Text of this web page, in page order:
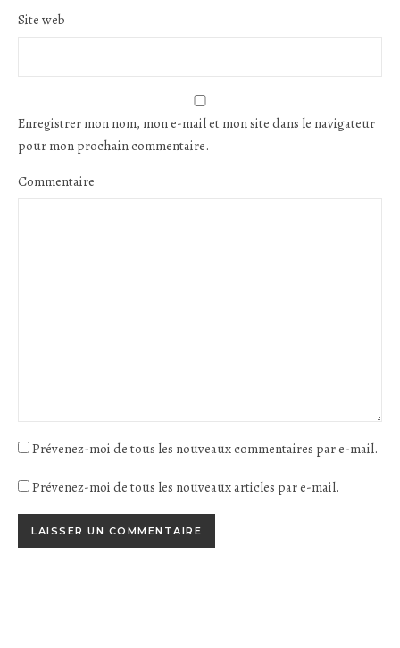
Site web
Enregistrer mon nom, mon e-mail et mon site dans le navigateur
pour mon prochain commentaire.
Commentaire
Prévenez-moi de tous les nouveaux commentaires par e-mail.
Prévenez-moi de tous les nouveaux articles par e-mail.